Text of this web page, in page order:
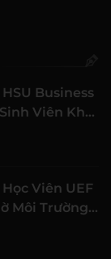
Business
Viên Khởi
Học Viên UEF
Môi Trường